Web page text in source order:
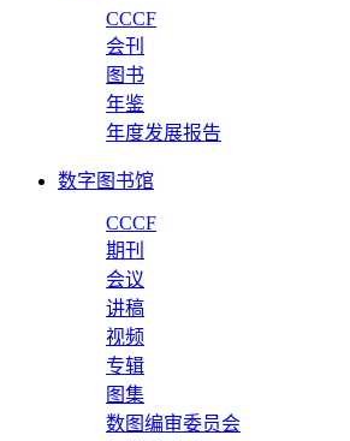
CCCF
会刊
图书
年鉴
年度发展报告
数字图书馆
CCCF
期刊
会议
讲稿
视频
专辑
图集
数图编审委员会